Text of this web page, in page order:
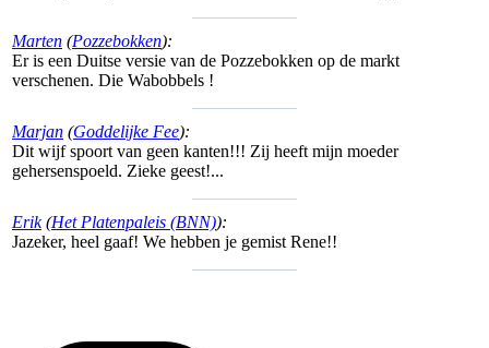
Marten (Pozzebokken):
Er is een Duitse versie van de Pozzebokken op de markt
verschenen. Die Wabobbels !
Marjan (Goddelijke Fee):
Dit wijf spoort van geen kanten!!! Zij heeft mijn moeder
gehersenspoeld. Zieke geest!...
Erik(Het Platenpaleis (BNN)):
Jazeker, heel gaaf! We hebben je gemist Rene!!